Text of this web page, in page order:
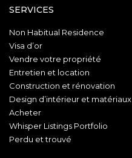
SERVICES
Non Habitual Residence
Visa d’or
Vendre votre propriété
Entretien et location
Construction et rénovation
Design d’intérieur et matériaux
Acheter
Whisper Listings Portfolio
Perdu et trouvé